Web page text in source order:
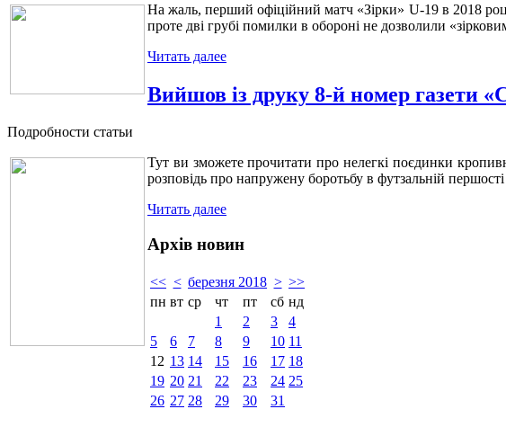
На жаль, перший офіційний матч «Зірки» U-19 в 2018
проте дві грубі помилки в обороні не дозволили
Читать далее
Вийшов із друку 8-й номер газети
Подробности статьи
Тут ви зможете прочитати про нелегкі поєдинки
розповідь про напружену боротьбу в футзальній
Читать далее
Архів новин
<< < березня 2018 > >>
пн вт ср чт пт сб нд
1
2 3
4
5
6 7 8 9 10 11
12 13 14 15 16 17 18
19 20 21 22 23 24 25
26 27 28 29 30 31